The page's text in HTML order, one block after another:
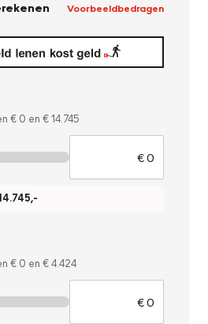
Voorbeeldbedragen
€ 0 en € 14.745
,-
€ 0 en € 4.424